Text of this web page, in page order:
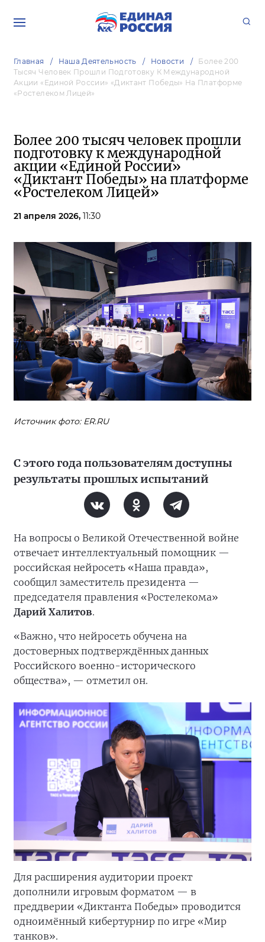
Главная Наша Деятельность Новости
Более 200
Тысяч Человек Прошли Подготовку К Международной
Акции «Единой России» «Диктант Победы» На Платформе
«Ростелеком Лицей»
Более 200 тысяч человек прошли
подготовку к международной
акции «Единой России»
«Диктант Победы» на платформе
«Ростелеком Лицей»
21 апреля 2026, 11:30
Источник фото: ER.RU
С этого года пользователям доступны
результаты прошлых испытаний
На вопросы о Великой Отечественной войне
отвечает интеллектуальный помощник —
российская нейросеть «Наша правда»,
сообщил заместитель президента —
председателя правления «Ростелекома»
Дарий Халитов.
«Важно, что нейросеть обучена на
достоверных подтверждённых данных
Российского военно-исторического
общества», — отметил он.
Для расширения аудитории проект
дополнили игровым форматом — в
преддверии «Диктанта Победы» проводится
одноимённый кибертурнир по игре «Мир
танков».